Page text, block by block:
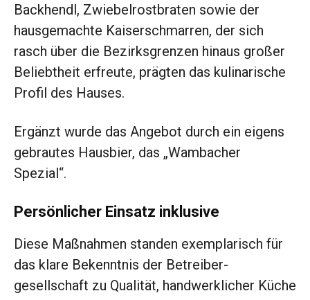
Backhendl, Zwiebelrostbraten sowie der
hausgemachte Kaiserschmarren, der sich
rasch über die Bezirksgrenzen hinaus großer
Beliebtheit erfreute, prägten das kulinarische
Profil des Hauses.
Ergänzt wurde das Angebot durch ein eigens
gebrautes Hausbier, das „Wambacher
Spezial“.
Persönlicher Einsatz inklusive
Diese Maßnahmen standen exemplarisch für
das klare Bekenntnis der Betreiber­
gesellschaft zu Qualität, handwerklicher Küche